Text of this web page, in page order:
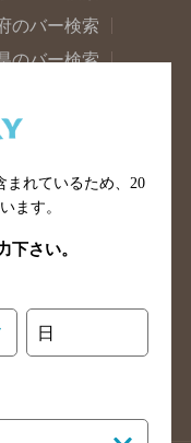
のバー検索
のバー検索
のバー検索
のバー検索
のバー検索
のバー検索
れているため、 20
ます。
下さい。
日